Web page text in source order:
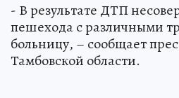
- В результате ДТП
пешехода с различными
больницу, – сообщает
Тамбовской области.